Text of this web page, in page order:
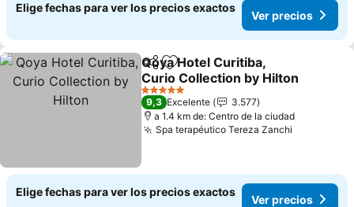
Elige fechas para ver los precios exactos
Ver precios
CompartirAgregar a favoritos
Qoya Hotel Curitiba,
Curio Collection by Hilton
5 Estrellas
9,3 Excelente
3.577
a 1.4 km de: Centro de la ciudad
Spa terapéutico Tereza Zanchi
Elige fechas para ver los precios exactos
Ver precios